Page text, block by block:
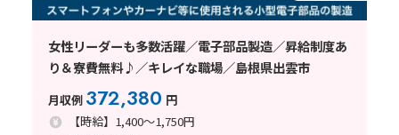
女性リーダーも多数活躍／電子部品製造／昇給制度あ
り＆寮費無料♪／キレイな職場／島根県出雲市
月収例 372,380 円
【時給】1,400～1,750円